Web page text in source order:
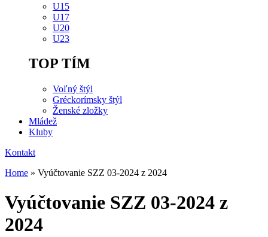
U15
U17
U20
U23
TOP TÍM
Voľný štýl
Gréckorímsky štýl
Ženské zložky
Mládež
Kluby
Kontakt
Home » Vyúčtovanie SZZ 03-2024 z 2024
Vyúčtovanie SZZ 03-2024 z
2024